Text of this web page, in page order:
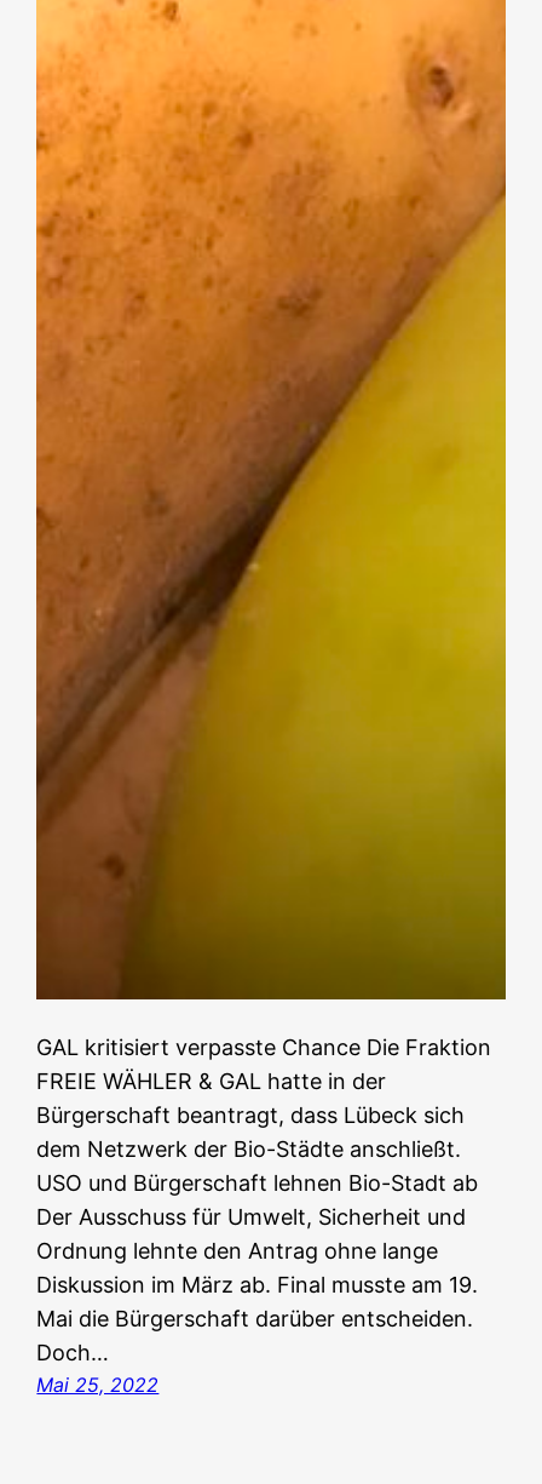
GAL kritisiert verpasste Chance Die Fraktion
FREIE WÄHLER & GAL hatte in der
Bürgerschaft beantragt, dass Lübeck sich
dem Netzwerk der Bio-Städte anschließt.
USO und Bürgerschaft lehnen Bio-Stadt ab
Der Ausschuss für Umwelt, Sicherheit und
Ordnung lehnte den Antrag ohne lange
Diskussion im März ab. Final musste am 19.
Mai die Bürgerschaft darüber entscheiden.
Doch…
Mai 25, 2022